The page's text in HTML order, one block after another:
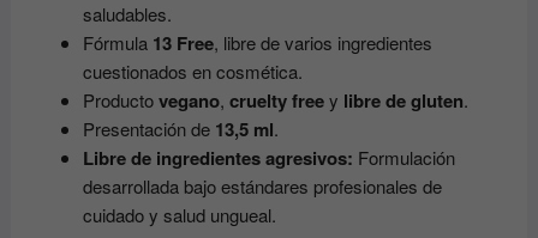
saludables.
Fórmula 13 Free, libre de varios ingredientes
cuestionados en cosmética.
Productovegano, cruelty freey libre de gluten.
Presentación de 13,5 ml.
Libre de ingredientes agresivos: Formulación
desarrollada bajo estándares profesionales de
cuidado y salud ungueal.